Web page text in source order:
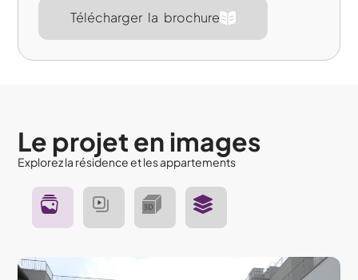
Télécharger la brochure
Le projet en images
Explorez la résidence et les appartements